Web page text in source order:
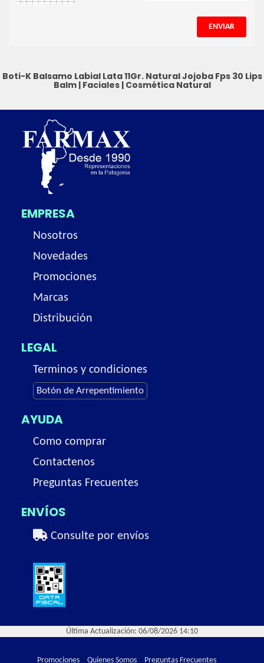
ENVIAR
Boti-K Balsamo Labial Lata 11Gr. Natural Jojoba Fps 30 Lips
Balm| Faciales| Cosmética Natural
EMPRESA
Nosotros
Novedades
Promociones
Marcas
Distribución
LEGAL
Terminos y condiciones
Botón de Arrepentimiento
AYUDA
Como comprar
Contactenos
Preguntas Frecuentes
ENVÍOS
Consulte por envíos
Última Actualización: 06/08/2026 14:10
Promociones Quienes Somos Preguntas Frecuentes